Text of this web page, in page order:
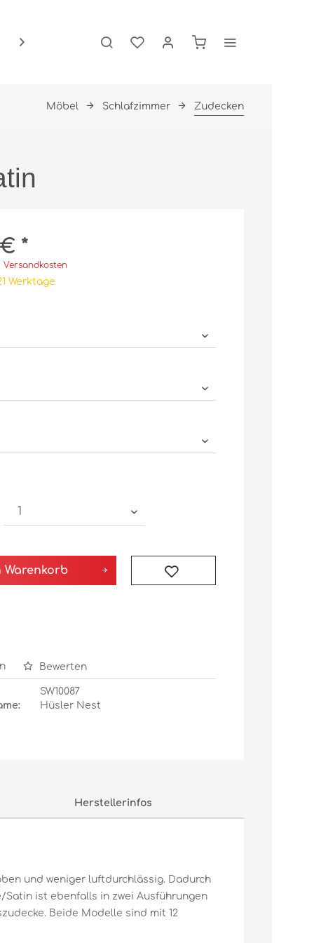

Möbel Schlafzimmer Zudecken
*
Versandkosten
Werktage
Warenkorb
Bewerten
SW10087
Hüsler Nest
Herstellerinfos
und weniger luftdurchlässig. Dadurch
Satin ist ebenfalls in zwei Ausführungen
Beide Modelle sind mit 12